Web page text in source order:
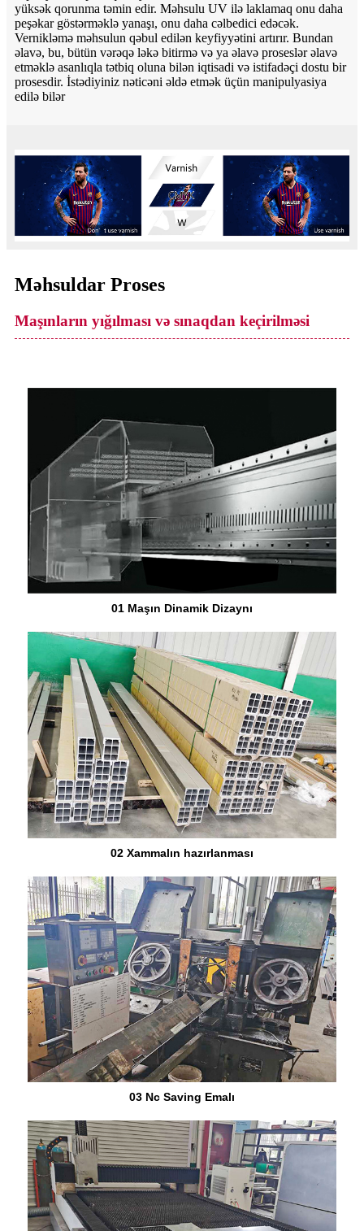
yüksək qorunma təmin edir. Məhsulu UV ilə laklamaq onu daha
peşəkar göstərməklə yanaşı, onu daha cəlbedici edəcək.
Vernikləmə məhsulun qəbul edilən keyfiyyətini artırır. Bundan
əlavə, bu, bütün vərəqə ləkə bitirmə və ya əlavə proseslər əlavə
etməklə asanlıqla tətbiq oluna bilən iqtisadi və istifadəçi dostu bir
prosesdir. İstədiyiniz nəticəni əldə etmək üçün manipulyasiya
edilə bilər
Məhsuldar Proses
Maşınların yığılması və sınaqdan keçirilməsi
01 Maşın Dinamik Dizaynı
02 Xammalın hazırlanması
03 Nc Saving Emalı